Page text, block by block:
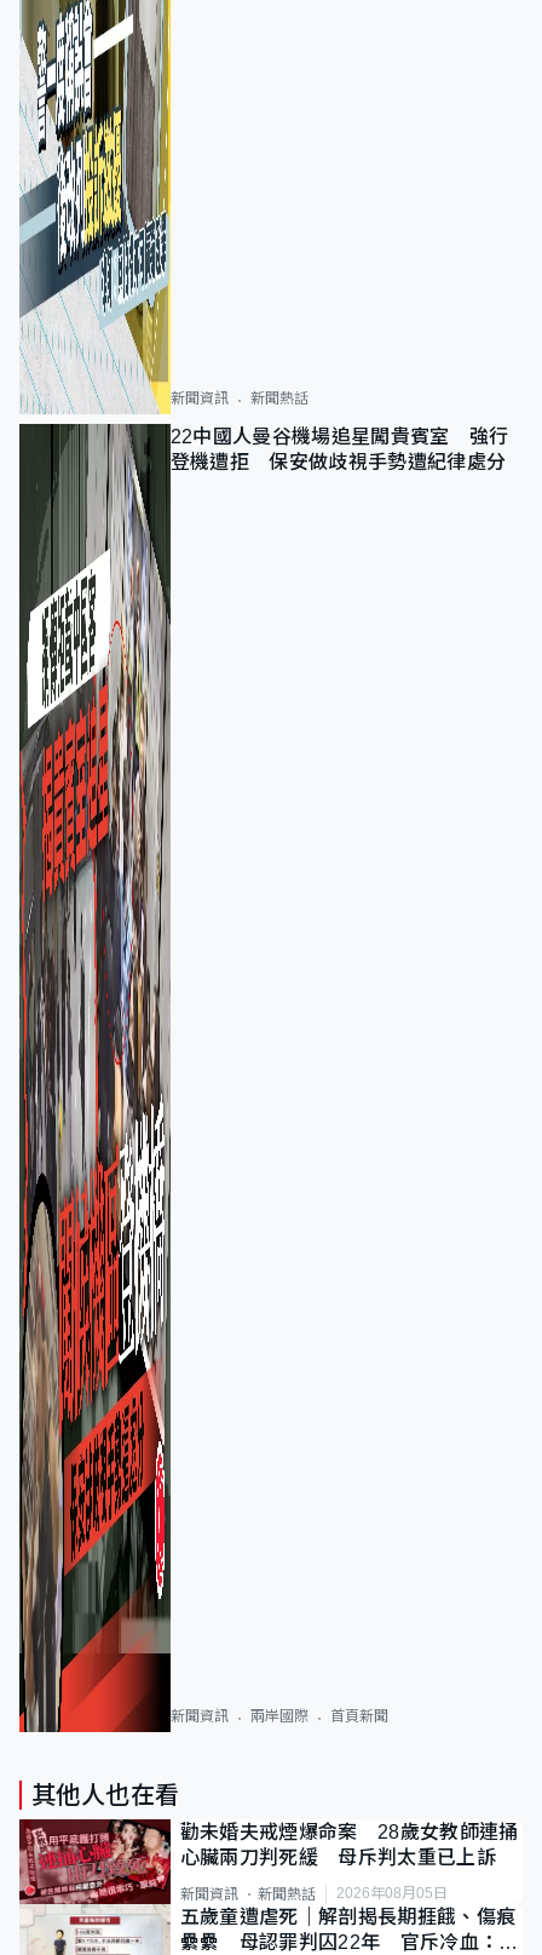
新聞資訊 新聞熱話
22中國人曼谷機場追星闖貴賓室 強行
登機遭拒 保安做歧視手勢遭紀律處分
新聞資訊 兩岸國際 首頁新聞
其他人也在看
勸未婚夫戒煙爆命案 28歲女教師連捅
心臟兩刀判死緩 母斥判太重已上訴
新聞資訊 新聞熱話 2026年08月05日
五歲童遭虐死｜解剖揭長期捱餓、傷痕
纍纍 母認罪判囚22年 官斥冷血：同